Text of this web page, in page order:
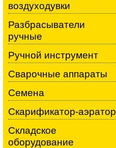
воздуходувки
Разбрасыватели
ручные
Ручной инструмент
Сварочные аппараты
Семена
Скарификатор-аэратор
Складское
оборудование